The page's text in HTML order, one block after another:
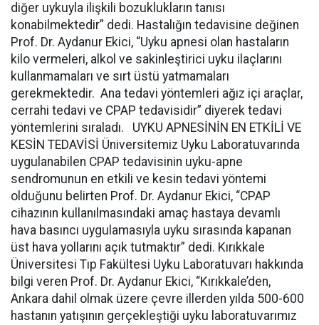
diğer uykuyla ilişkili bozuklukların tanısı
konabilmektedir” dedi. Hastalığın tedavisine değinen
Prof. Dr. Aydanur Ekici, “Uyku apnesi olan hastaların
kilo vermeleri, alkol ve sakinleştirici uyku ilaçlarını
kullanmamaları ve sırt üstü yatmamaları
gerekmektedir. Ana tedavi yöntemleri ağız içi araçlar,
cerrahi tedavi ve CPAP tedavisidir” diyerek tedavi
yöntemlerini sıraladı. UYKU APNESİNİN EN ETKİLİ VE
KESİN TEDAVİSİ Üniversitemiz Uyku Laboratuvarında
uygulanabilen CPAP tedavisinin uyku-apne
sendromunun en etkili ve kesin tedavi yöntemi
olduğunu belirten Prof. Dr. Aydanur Ekici, “CPAP
cihazının kullanılmasındaki amaç hastaya devamlı
hava basıncı uygulamasıyla uyku sırasında kapanan
üst hava yollarını açık tutmaktır” dedi. Kırıkkale
Üniversitesi Tıp Fakültesi Uyku Laboratuvarı hakkında
bilgi veren Prof. Dr. Aydanur Ekici, “Kırıkkale’den,
Ankara dahil olmak üzere çevre illerden yılda 500-600
hastanın yatışının gerçekleştiği uyku laboratuvarımız